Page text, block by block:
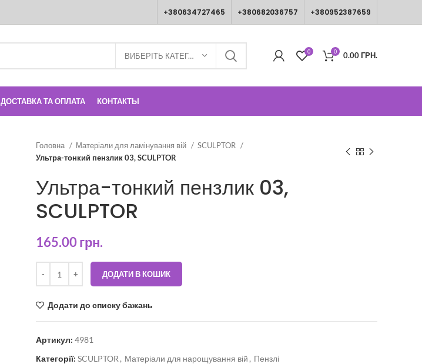
+380634727465 +380682036757 +380952387659
ВИБЕРІТЬ КАТЕГОРІЮ 0 0 0.00ГРН.
ДОСТАВКА ТА ОПЛАТА КОНТАКТЫ
Головна Матеріали для ламінування вій
SCULPTOR
Ультра-тонкий пензлик 03, SCULPTOR
Ультра-тонкий пензлик 03,
SCULPTOR
165.00грн.
ДОДАТИ В КОШИК
Додати до списку бажань
Артикул: 4981
Категорії: SCULPTOR , Матеріали для нарощування вій , Пензлі